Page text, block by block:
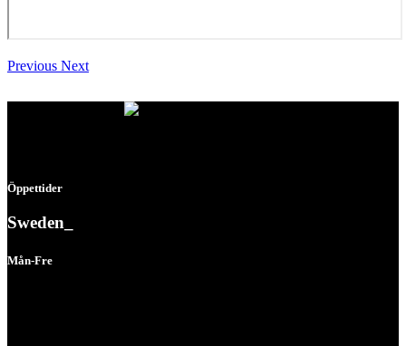
Previous Next
Öppettider
Sweden_
Mån-Fre